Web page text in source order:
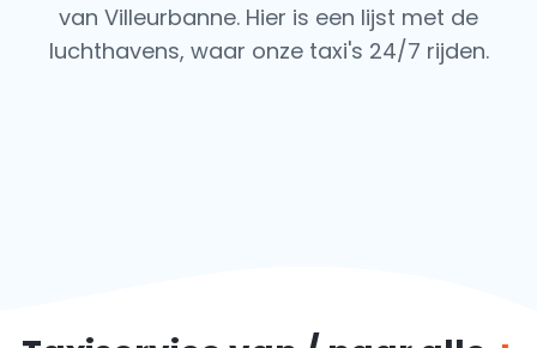
van Villeurbanne. Hier is een lijst met de
luchthavens, waar onze taxi's 24/7 rijden.